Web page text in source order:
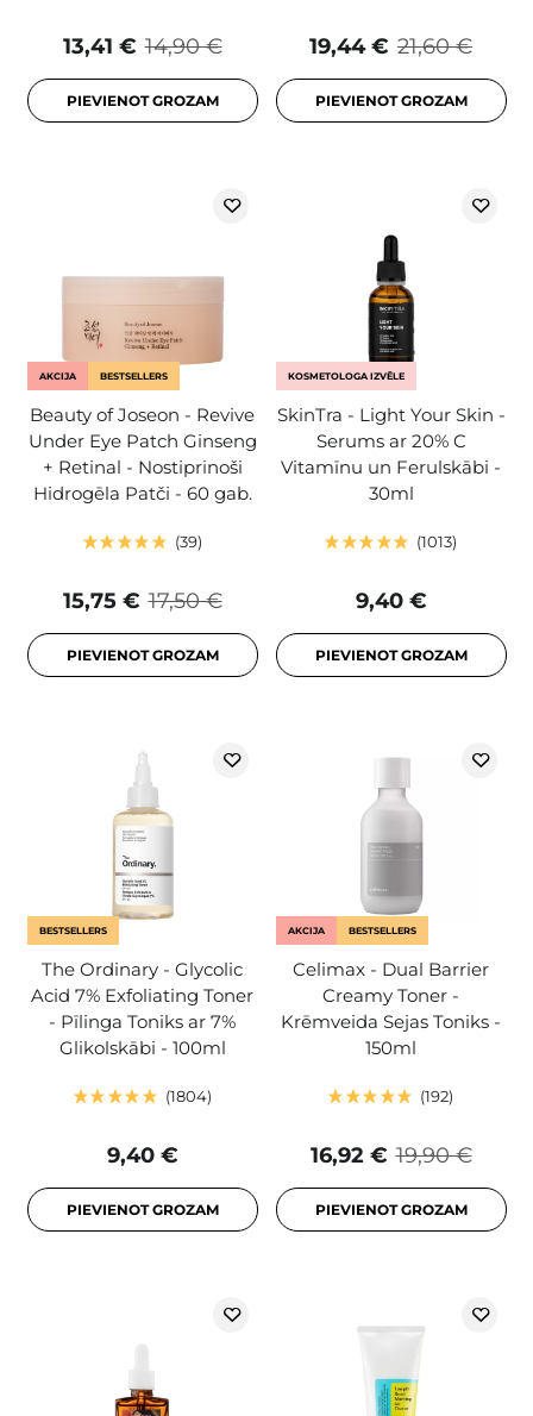
14,90 €
13,41 €
PIEVIENOT GROZAM
21,60 €
19,44 €
PIEVIENOT GROZAM
AKCIJA BESTSELLERS
Beauty of Joseon - Revive
Under Eye Patch Ginseng
+ Retinal - Nostiprinoši
Hidrogēla Patči - 60 gab.
39
17,50 €
15,75 €
PIEVIENOT GROZAM
KOSMETOLOGA IZVĒLE
SkinTra - Light Your Skin -
Serums ar 20% C
Vitamīnu un Ferulskābi -
30ml
1013
9,40 €
PIEVIENOT GROZAM
BESTSELLERS
The Ordinary - Glycolic
Acid 7% Exfoliating Toner
- Pīlinga Toniks ar 7%
Glikolskābi - 100ml
1804
9,40 €
PIEVIENOT GROZAM
AKCIJA BESTSELLERS
Celimax - Dual Barrier
Creamy Toner -
Krēmveida Sejas Toniks -
150ml
192
19,90 €
16,92 €
PIEVIENOT GROZAM